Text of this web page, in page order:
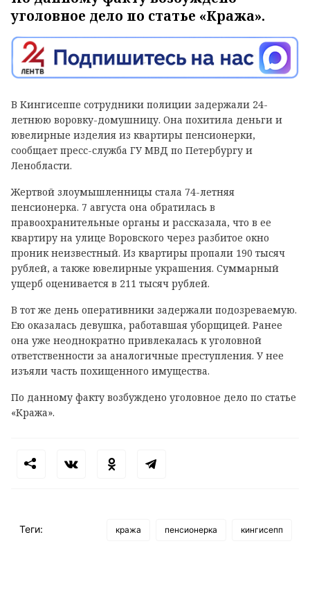
уголовное дело по статье «Кража».
В Кингисеппе сотрудники полиции задержали 24-
летнюю воровку-домушницу. Она похитила деньги и
ювелирные изделия из квартиры пенсионерки,
сообщает пресс-служба ГУ МВД по Петербургу и
Ленобласти.
Жертвой злоумышленницы стала 74-летняя
пенсионерка. 7 августа она обратилась в
правоохранительные органы и рассказала, что в ее
квартиру на улице Воровского через разбитое окно
проник неизвестный. Из квартиры пропали 190 тысяч
рублей, а также ювелирные украшения. Суммарный
ущерб оценивается в 211 тысяч рублей.
В тот же день оперативники задержали подозреваемую.
Ею оказалась девушка, работавшая уборщицей. Ранее
она уже неоднократно привлекалась к уголовной
ответственности за аналогичные преступления. У нее
изъяли часть похищенного имущества.
По данному факту возбуждено уголовное дело по статье
«Кража».
Теги: кража пенсионерка кингисепп